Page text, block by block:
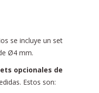
se incluye un set
Ø4 mm.
opcionales de
Estos son: